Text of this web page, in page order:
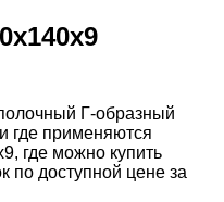
Г-образный
где применяются
где можно купить
по доступной цене за